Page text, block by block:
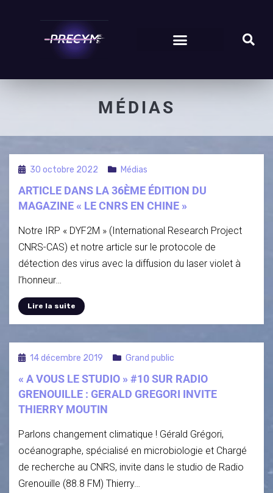
CATÉGORIE
:
MÉDIAS
30 octobre 2022 Médias
ARTICLE DANS LA 36ÈME ÉDITION DU
MAGAZINE « LE CNRS EN CHINE »
Notre IRP « DYF2M » (International Research Project
CNRS-CAS) et notre article sur le protocole de
détection des virus avec la diffusion du laser violet à
l’honneur…
Lire la suite
14 décembre 2019 Grand public
« A VOUS LE STUDIO » #10 SUR RADIO
GRENOUILLE : GERALD GREGORI INVITE
THIERRY MOUTIN
Parlons changement climatique ! Gérald Grégori,
océanographe, spécialisé en microbiologie et Chargé
de recherche au CNRS, invite dans le studio de Radio
Grenouille (88.8 FM) Thierry…